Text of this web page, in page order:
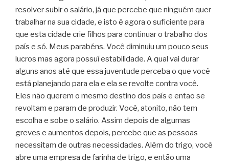
resolver subir o salário, já que percebe que ninguém quer
trabalhar na sua cidade, e isto é agora o suficiente para
que esta cidade crie filhos para continuar o trabalho dos
país e só. Meus parabéns. Você diminuiu um pouco seus
lucros mas agora possuí estabilidade. A qual vai durar
alguns anos até que essa juventude perceba o que você
está planejando para ela e ela se revolte contra você.
Eles não querem o mesmo destino dos país e entao se
revoltam e param de produzir. Você, atonito, não tem
escolha e sobe o salário. Assim depois de algumas
greves e aumentos depois, percebe que as pessoas
necessitam de outras necessidades. Além do trigo, você
abre uma empresa de farinha de trigo, e então uma